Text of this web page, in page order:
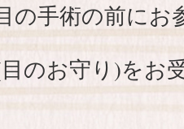
の手術の前にお
のお守り)をお